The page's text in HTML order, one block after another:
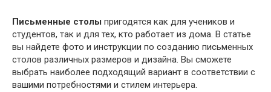
Письменные столы пригодятся как для учеников и
студентов, так и для тех, кто работает из дома. В статье
вы найдете фото и инструкции по созданию письменных
столов различных размеров и дизайна. Вы сможете
выбрать наиболее подходящий вариант в соответствии с
вашими потребностями и стилем интерьера.